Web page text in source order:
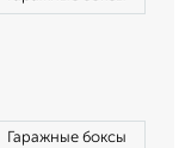
Гаражные боксы